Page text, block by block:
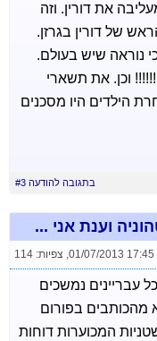
את דורין. וזה
של דורין בגרזן.
נוראה שיש בעולם.
וכן. את תשארי
הילדים היו מסכנים
בתגובה להודעה #3
וענת אני ...
01/07/2013 17:45
, צפיות: 114
עבריינים נמשכים
מהכותבים בפורום
המכוערות דוחות